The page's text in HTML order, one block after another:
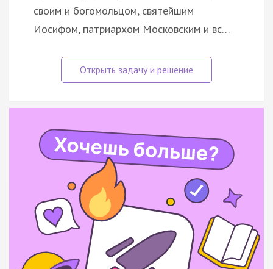
своим и богомольцом, святейшим
Иосифом, патриархом Московским и вс…